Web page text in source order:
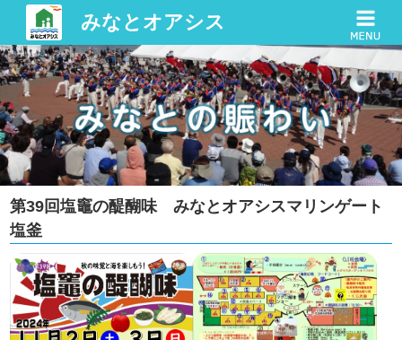
みなとオアシス
第39回塩竈の醍醐味 みなとオアシスマリンゲート
塩釜